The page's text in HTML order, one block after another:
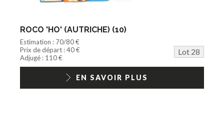
ROCO 'HO' (AUTRICHE) (10)
Estimation : 70/80 €
Prix de départ : 40 €
Lot 28
Adjugé : 110 €
EN SAVOIR PLUS